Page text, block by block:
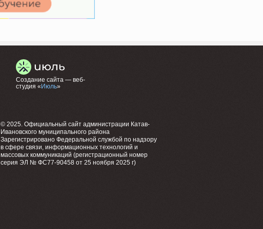
Создание сайта — веб-
студия « Июль»
© 2025. Официальный сайт администрации Катав-
Ивановского муниципального района
Зарегистрировано Федеральной службой по надзору
в сфере связи, информационных технологий и
массовых коммуникаций (регистрационный номер
серия ЭЛ № ФС77-90458 от 25 ноября 2025 г)